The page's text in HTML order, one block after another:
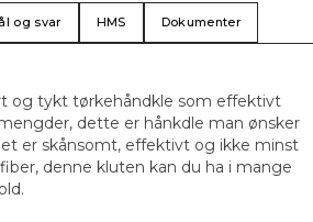
og svar HMS Dokumenter
og tykt tørkehåndkle som effektivt
dette er hånkdle man ønsker
er skånsomt, effektivt og ikke minst
denne kluten kan du ha i mange